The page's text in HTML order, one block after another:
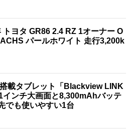
トヨタ GR86 2.4 RZ 1オーナー O
パールホワイト 走行3,200k
載タブレット「Blackview LINK
インチ大画面と8,300mAhバッテ
でも使いやすい1台